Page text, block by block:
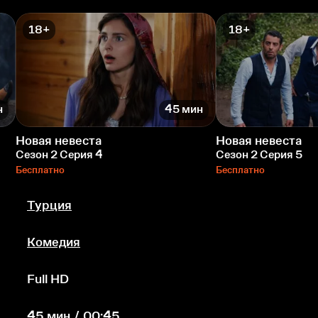
18+
45 мин
Новая невеста
Сезон 2 Серия 4
Бесплатно
18+
Новая невеста
Сезон 2 Серия 5
Бесплатно
Турция
Комедия
Full HD